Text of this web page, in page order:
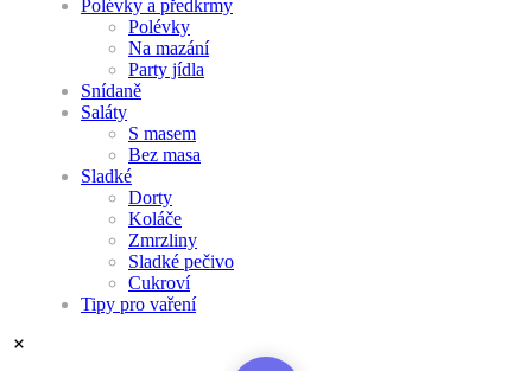
Polévky a předkrmy
Polévky
Na mazání
Party jídla
Snídaně
Saláty
S masem
Bez masa
Sladké
Dorty
Koláče
Zmrzliny
Sladké pečivo
Cukroví
Tipy pro vaření